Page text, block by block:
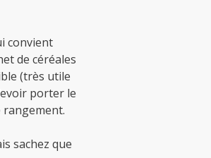
convient
de céréales
(très utile
porter le
rangement.
sachez que